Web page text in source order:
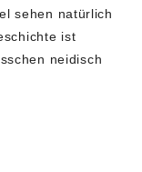
sehen natürlich
ist
neidisch